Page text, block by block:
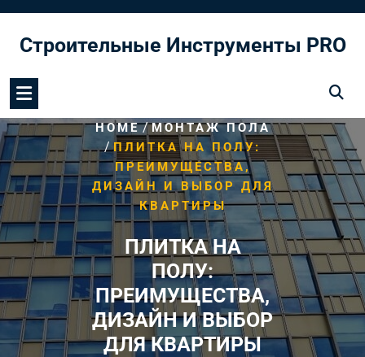
содержимому
Строительные Инструменты PRO
HOME/МОНТАЖ ПОЛА
/ПЛИТКА НА ПОЛУ:
ПРЕИМУЩЕСТВА,
ДИЗАЙН И ВЫБОР ДЛЯ
КВАРТИРЫ
ПЛИТКА НА
ПОЛУ:
ПРЕИМУЩЕСТВА,
ДИЗАЙН И ВЫБОР
ДЛЯ КВАРТИРЫ